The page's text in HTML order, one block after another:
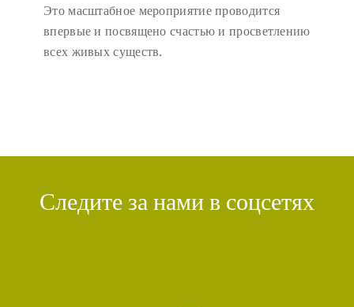
Это масштабное мероприятие проводится
впервые и посвящено счастью и просветлению
всех живых существ.
Следите за нами в соцсетях